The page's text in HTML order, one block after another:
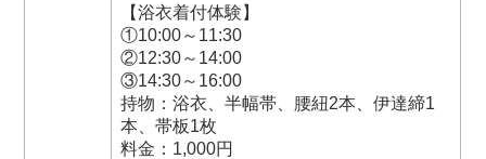
【浴衣着付体験】
①10:00～11:30
②12:30～14:00
③14:30～16:00
持物：浴衣、半幅帯、腰紐2本、伊達締1
本、帯板1枚
料金：1,000円